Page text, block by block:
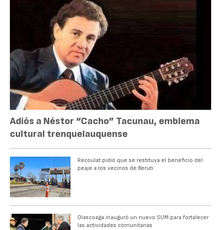
Adiós a Néstor “Cacho” Tacunau, emblema
cultural trenquelauquense
Recoulat pidió que se restituya el beneficio del
peaje a los vecinos de Beruti
Olascoaga inauguró un nuevo SUM para fortalecer
las actividades comunitarias